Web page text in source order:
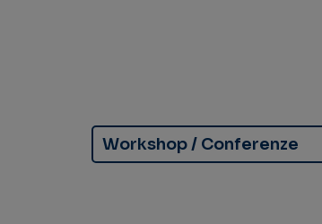
Workshop / Conferenze